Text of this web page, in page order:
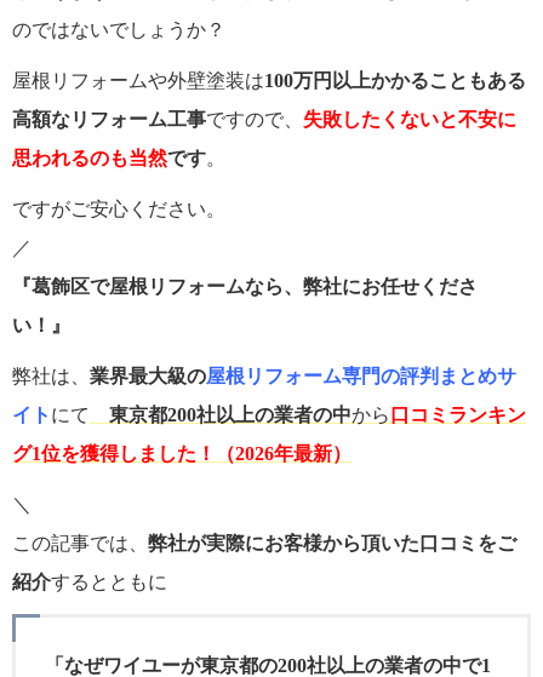
のではないでしょうか？
屋根リフォームや外壁塗装は100万円以上かかることもある
高額なリフォーム工事ですので、 失敗したくないと不安に
思われるのも当然です。
ですがご安心ください。
／
『葛飾区で屋根リフォームなら、弊社にお任せくださ
い！』
弊社は、 業界最大級の屋根リフォーム専門の評判まとめサ
イト にて 東京都200社以上の業者の中から 口コミランキン
グ1位を獲得しました！（2026年最新）
＼
この記事では、 弊社が実際にお客様から頂いた口コミをご
紹介するとともに
「なぜワイユーが東京都の200社以上の業者の中で1